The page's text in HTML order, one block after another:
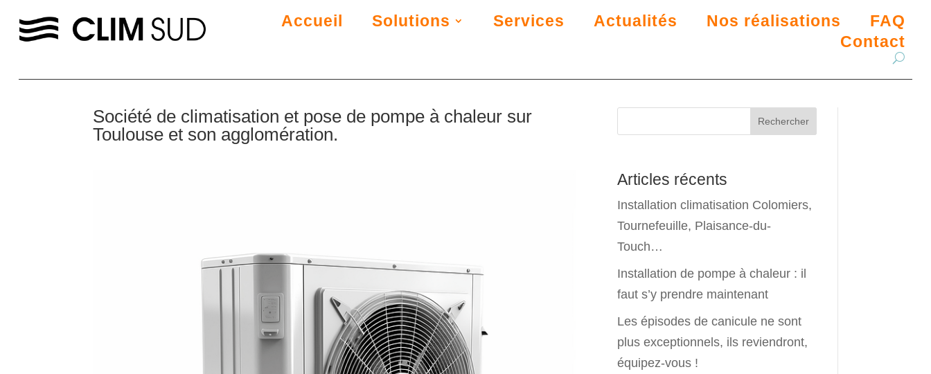
Accueil Solutions Services Actualités Nos réalisations
FAQ
Contact
Société de climatisation et pose de pompe à chaleur sur
Toulouse et son agglomération.
Rechercher
Articles récents
Installation climatisation Colomiers,
Tournefeuille, Plaisance-du-
Touch…
Installation de pompe à chaleur : il
faut s’y prendre maintenant
Les épisodes de canicule ne sont
plus exceptionnels, ils reviendront,
équipez-vous !